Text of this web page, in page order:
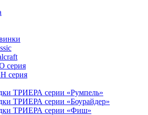
серия
серия
ТРИЕРА серии «Румпель»
ТРИЕРА серии «Боурайдер»
ТРИЕРА серии «Фиш»